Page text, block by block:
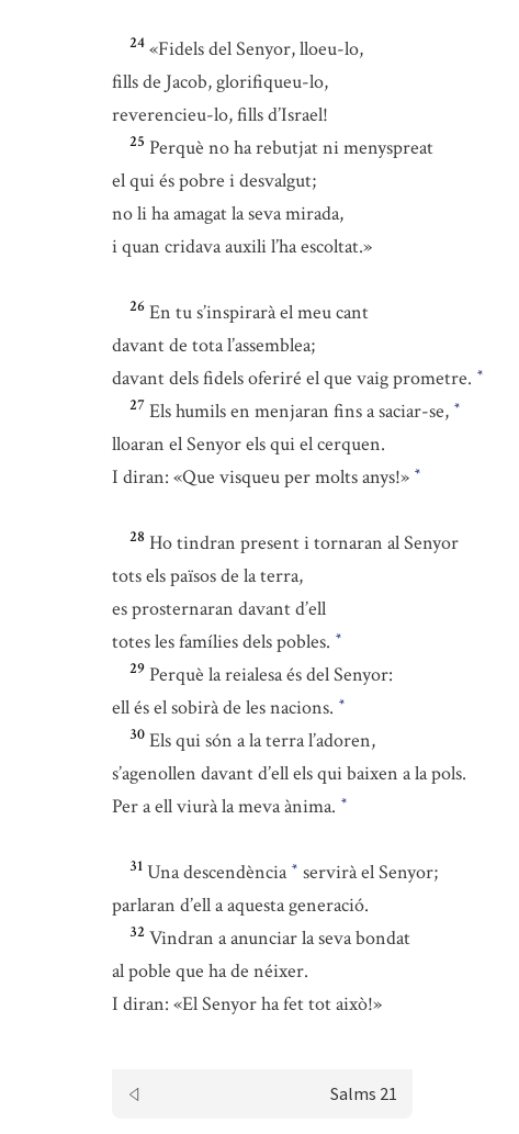
24 «Fidels del Senyor, lloeu-lo,
fills de Jacob, glorifiqueu-lo,
reverencieu-lo, fills d’Israel!
25 Perquè no ha rebutjat ni menyspreat
el qui és pobre i desvalgut;
no li ha amagat la seva mirada,
i quan cridava auxili l’ha escoltat.»
26 En tu s’inspirarà el meu cant
davant de tota l’assemblea;
davant dels fidels oferiré el que vaig prometre. *
27 Els humils en menjaran fins a saciar-se, *
lloaran el Senyor els qui el cerquen.
I diran: «Que visqueu per molts anys!» *
28 Ho tindran present i tornaran al Senyor
tots els països de la terra,
es prosternaran davant d’ell
totes les famílies dels pobles. *
29 Perquè la reialesa és del Senyor:
ell és el sobirà de les nacions. *
30 Els qui són a la terra l’adoren,
s’agenollen davant d’ell els qui baixen a la pols.
Per a ell viurà la meva ànima. *
31 Una descendència * servirà el Senyor;
parlaran d’ell a aquesta generació.
32 Vindran a anunciar la seva bondat
al poble que ha de néixer.
I diran: «El Senyor ha fet tot això!»
Salms 21